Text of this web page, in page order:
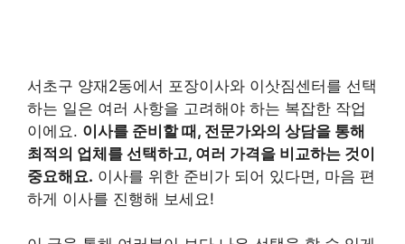
서초구 양재2동에서 포장이사와 이삿짐센터를 선택
하는 일은 여러 사항을 고려해야 하는 복잡한 작업
이에요. 이사를 준비할 때, 전문가와의 상담을 통해
최적의 업체를 선택하고, 여러 가격을 비교하는 것이
중요해요. 이사를 위한 준비가 되어 있다면, 마음 편
하게 이사를 진행해 보세요!